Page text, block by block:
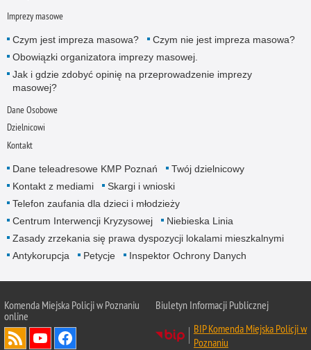
Imprezy masowe
Czym jest impreza masowa?
Czym nie jest impreza masowa?
Obowiązki organizatora imprezy masowej.
Jak i gdzie zdobyć opinię na przeprowadzenie imprezy
masowej?
Dane Osobowe
Dzielnicowi
Kontakt
Dane teleadresowe KMP Poznań
Twój dzielnicowy
Kontakt z mediami
Skargi i wnioski
Telefon zaufania dla dzieci i młodzieży
Centrum Interwencji Kryzysowej
Niebieska Linia
Zasady zrzekania się prawa dyspozycji lokalami mieszkalnymi
Antykorupcja
Petycje Inspektor Ochrony Danych
Komenda Miejska Policji w Poznaniu
online
Biuletyn Informacji Publicznej
BIP Komenda Miejska Policji w
Poznaniu